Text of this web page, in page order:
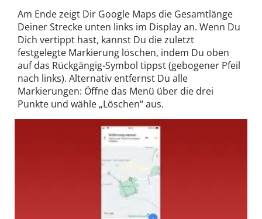
Am Ende zeigt Dir Google Maps die Gesamtlänge
Deiner Strecke unten links im Display an. Wenn Du
Dich vertippt hast, kannst Du die zuletzt
festgelegte Markierung löschen, indem Du oben
auf das Rückgängig-Symbol tippst (gebogener Pfeil
nach links). Alternativ entfernst Du alle
Markierungen: Öffne das Menü über die drei
Punkte und wähle „Löschen“ aus.